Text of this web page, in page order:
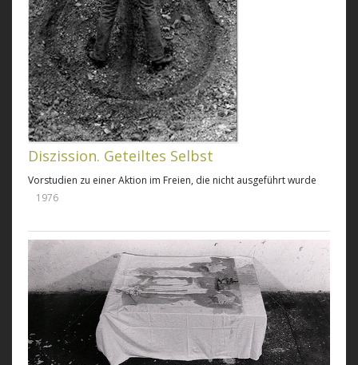
Diszission. Geteiltes Selbst
Vorstudien zu einer Aktion im Freien, die nicht ausgeführt wurde
1976